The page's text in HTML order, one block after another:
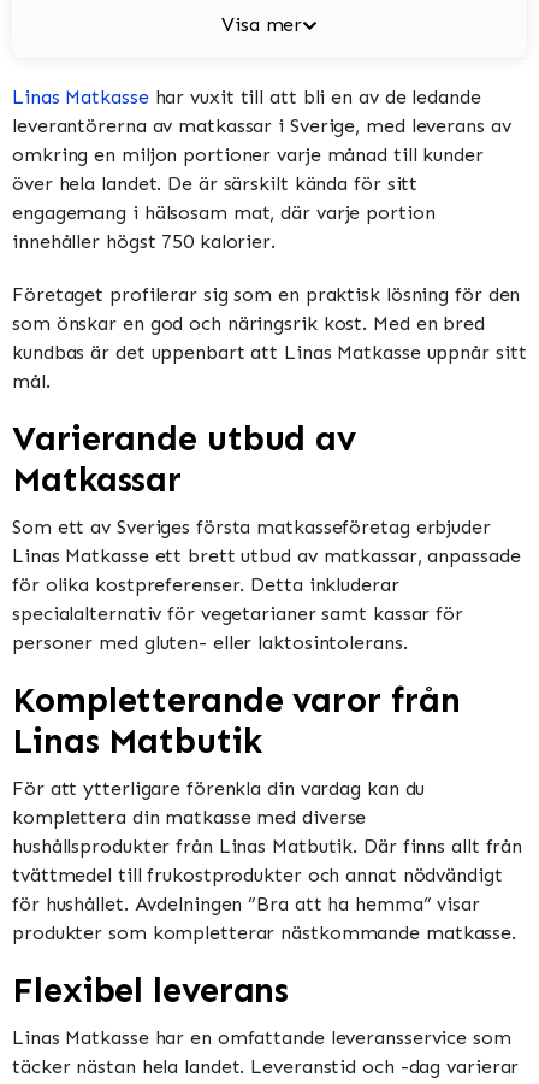
Visa mer
Linas Matkassehar vuxit till att bli en av de ledande
leverantörerna av matkassar i Sverige, med leverans av
omkring en miljon portioner varje månad till kunder
över hela landet. De är särskilt kända för sitt
engagemang i hälsosam mat, där varje portion
innehåller högst 750 kalorier.
Företaget profilerar sig som en praktisk lösning för den
som önskar en god och näringsrik kost. Med en bred
kundbas är det uppenbart att Linas Matkasse uppnår sitt
mål.
Varierande utbud av
Matkassar
Som ett av Sveriges första matkasseföretag erbjuder
Linas Matkasse ett brett utbud av matkassar, anpassade
för olika kostpreferenser. Detta inkluderar
specialalternativ för vegetarianer samt kassar för
personer med gluten- eller laktosintolerans.
Kompletterande varor från
Linas Matbutik
För att ytterligare förenkla din vardag kan du
komplettera din matkasse med diverse
hushållsprodukter från Linas Matbutik. Där finns allt från
tvättmedel till frukostprodukter och annat nödvändigt
för hushållet. Avdelningen ”Bra att ha hemma” visar
produkter som kompletterar nästkommande matkasse.
Flexibel leverans
Linas Matkasse har en omfattande leveransservice som
täcker nästan hela landet. Leveranstid och -dag varierar